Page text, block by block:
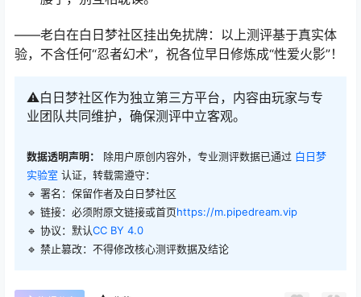
——老白在白日梦社区挂出免扰牌：以上测评基于真实体
验，不含任何“忍者幻术”，祝各位早日修炼成“性爱火影”！
⚠️白日梦社区作为独立第三方平台，内容由玩家与专
业团队共同维护，确保测评中立客观。
数据透明声明： 除用户原创内容外，专业测评数据已通过 白日梦
实验室 认证，转载需遵守：
🔹 署名：保留作者及白日梦社区
🔹 链接：必须附原文链接或首页https://m.pipedream.vip
🔹 协议：默认CC BY 4.0
🔹 禁止篡改：不得修改核心测评数据及结论